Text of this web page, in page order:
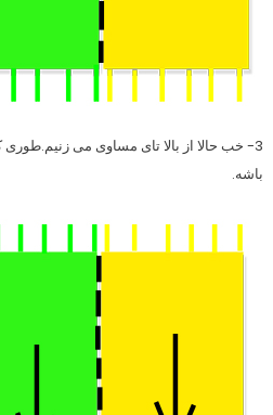
3- خب حالا از بالا تای مساوی می
باشه.